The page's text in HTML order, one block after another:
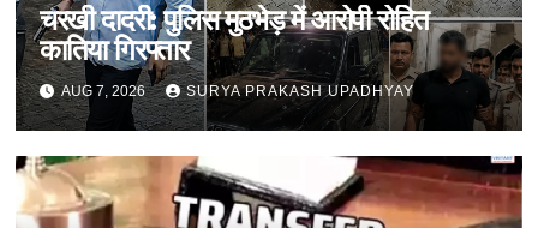
चरखी दादरी: पुलिस मुठभेड़ में आरोपी रोहित
कातिया गिरफ्तार
AUG 7, 2026 SURYA PRAKASH UPADHYAY